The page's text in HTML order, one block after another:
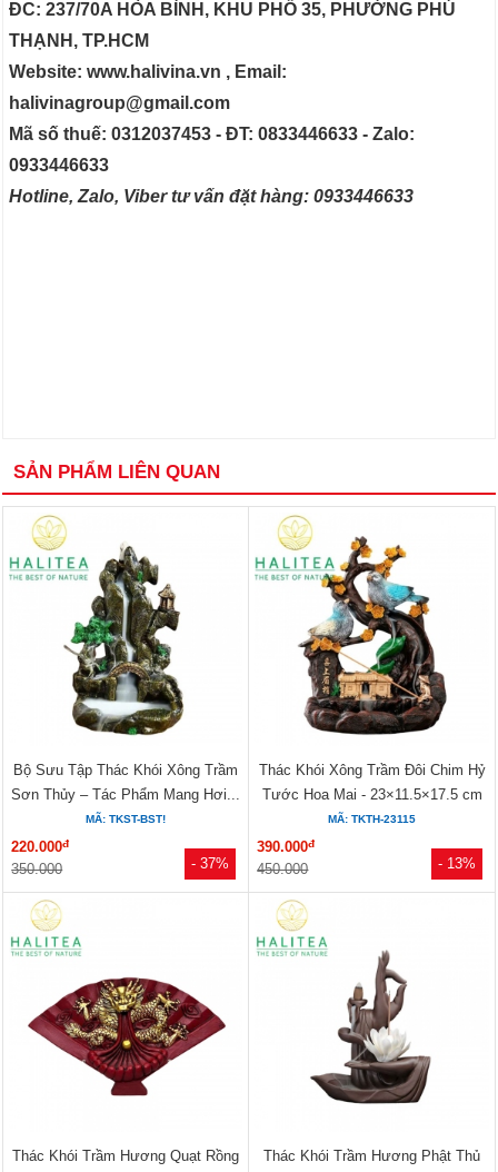
ĐC: 237/70A HÒA BÌNH, KHU PHỐ 35, PHƯỜNG PHÚ
THẠNH, TP.HCM
Website: www.halivina.vn , Email:
halivinagroup@gmail.com
Mã số thuế: 0312037453 - ĐT: 0833446633 - Zalo:
0933446633
Hotline, Zalo, Viber tư vấn đặt hàng: 0933446633
SẢN PHẨM LIÊN QUAN
- 37%
Bộ Sưu Tập Thác Khói Xông Trầm
Sơn Thủy – Tác Phẩm Mang Hơi...
MÃ: TKST-BST!
220.000đ
350.000 - 13%
Thác Khói Xông Trầm Đôi Chim Hỷ
Tước Hoa Mai - 23×11.5×17.5 cm
MÃ: TKTH-23115
390.000đ
450.000
Thác Khói Trầm Hương Quạt Rồng
Thác Khói Trầm Hương Phật Thủ